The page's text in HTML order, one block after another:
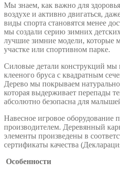
Мы знаем, как важно для
воздухе и активно двигаться,
виды спорта становятся менее
мы создали серию зимних
лучшие зимние модели, которые
участке или спортивном парке.
Силовые детали конструкций мы
клееного бруса с квадратным
Дерево мы покрываем
которая выдерживает перепады
абсолютно безопасна для
Навесное игровое оборудование
производителем. Деревянный
элементы произведены в
сертификаты качества
Особенности